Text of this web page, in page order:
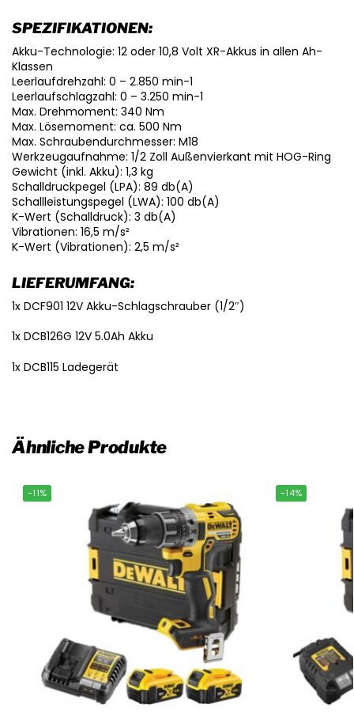
SPEZIFIKATIONEN:
Akku-Technologie: 12 oder 10,8 Volt XR-Akkus in allen Ah-
Klassen
Leerlaufdrehzahl: 0 – 2.850 min-1
Leerlaufschlagzahl: 0 – 3.250 min-1
Max. Drehmoment: 340 Nm
Max. Lösemoment: ca. 500 Nm
Max. Schraubendurchmesser: M18
Werkzeugaufnahme: 1/2 Zoll Außenvierkant mit HOG-Ring
Gewicht (inkl. Akku): 1,3 kg
Schalldruckpegel (LPA): 89 db(A)
Schallleistungspegel (LWA): 100 db(A)
K-Wert (Schalldruck): 3 db(A)
Vibrationen: 16,5 m/s²
K-Wert (Vibrationen): 2,5 m/s²
LIEFERUMFANG:
1x DCF901 12V Akku-Schlagschrauber (1/2″)
1x DCB126G 12V 5.0Ah Akku
1x DCB115 Ladegerät
Ähnliche Produkte
-11% -14%